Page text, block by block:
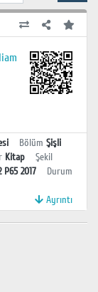
Bölüm Şişli
Kitap
Şekil
P65 2017
Durum
Ayrıntı